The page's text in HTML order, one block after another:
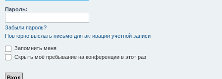
Пароль:
Забыли пароль?
Повторно выслать письмо для активации учётной записи
Запомнить меня
Скрыть моё пребывание на конференции в этот раз